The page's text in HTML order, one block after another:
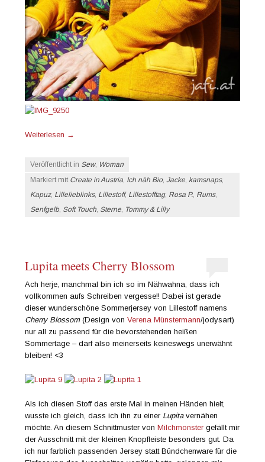
Weiterlesen →
Veröffentlicht in Sew, Woman
Markiert mit Create in Austria, Ich näh Bio,Jacke, kamsnaps,
Kapuz, Lillelieblinks, Lillestoff, Lillestofftag, Rosa P., Rums,
Senfgelb, Soft Touch, Sterne, Tommy & Lilly
Lupita meets Cherry Blossom
Ach herje, manchmal bin ich so im Nähwahna, dass ich
vollkommen aufs Schreiben vergesse!! Dabei ist gerade
dieser wunderschöne Sommerjersey von Lillestoff namens
Cherry Blossom(Design vonVerena Münstermann/jodysart)
nur all zu passend für die bevorstehenden heißen
Sommertage – darf also meinerseits keineswegs unerwähnt
bleiben! <3
Als ich diesen Stoff das erste Mal in meinen Händen hielt,
wusste ich gleich, dass ich ihn zu einer Lupitavernähen
möchte. An diesem Schnittmuster vonMilchmonster gefällt mir
der Ausschnitt mit der kleinen Knopfleiste besonders gut. Da
ich nur farblich passenden Jersey statt Bündchenware für die